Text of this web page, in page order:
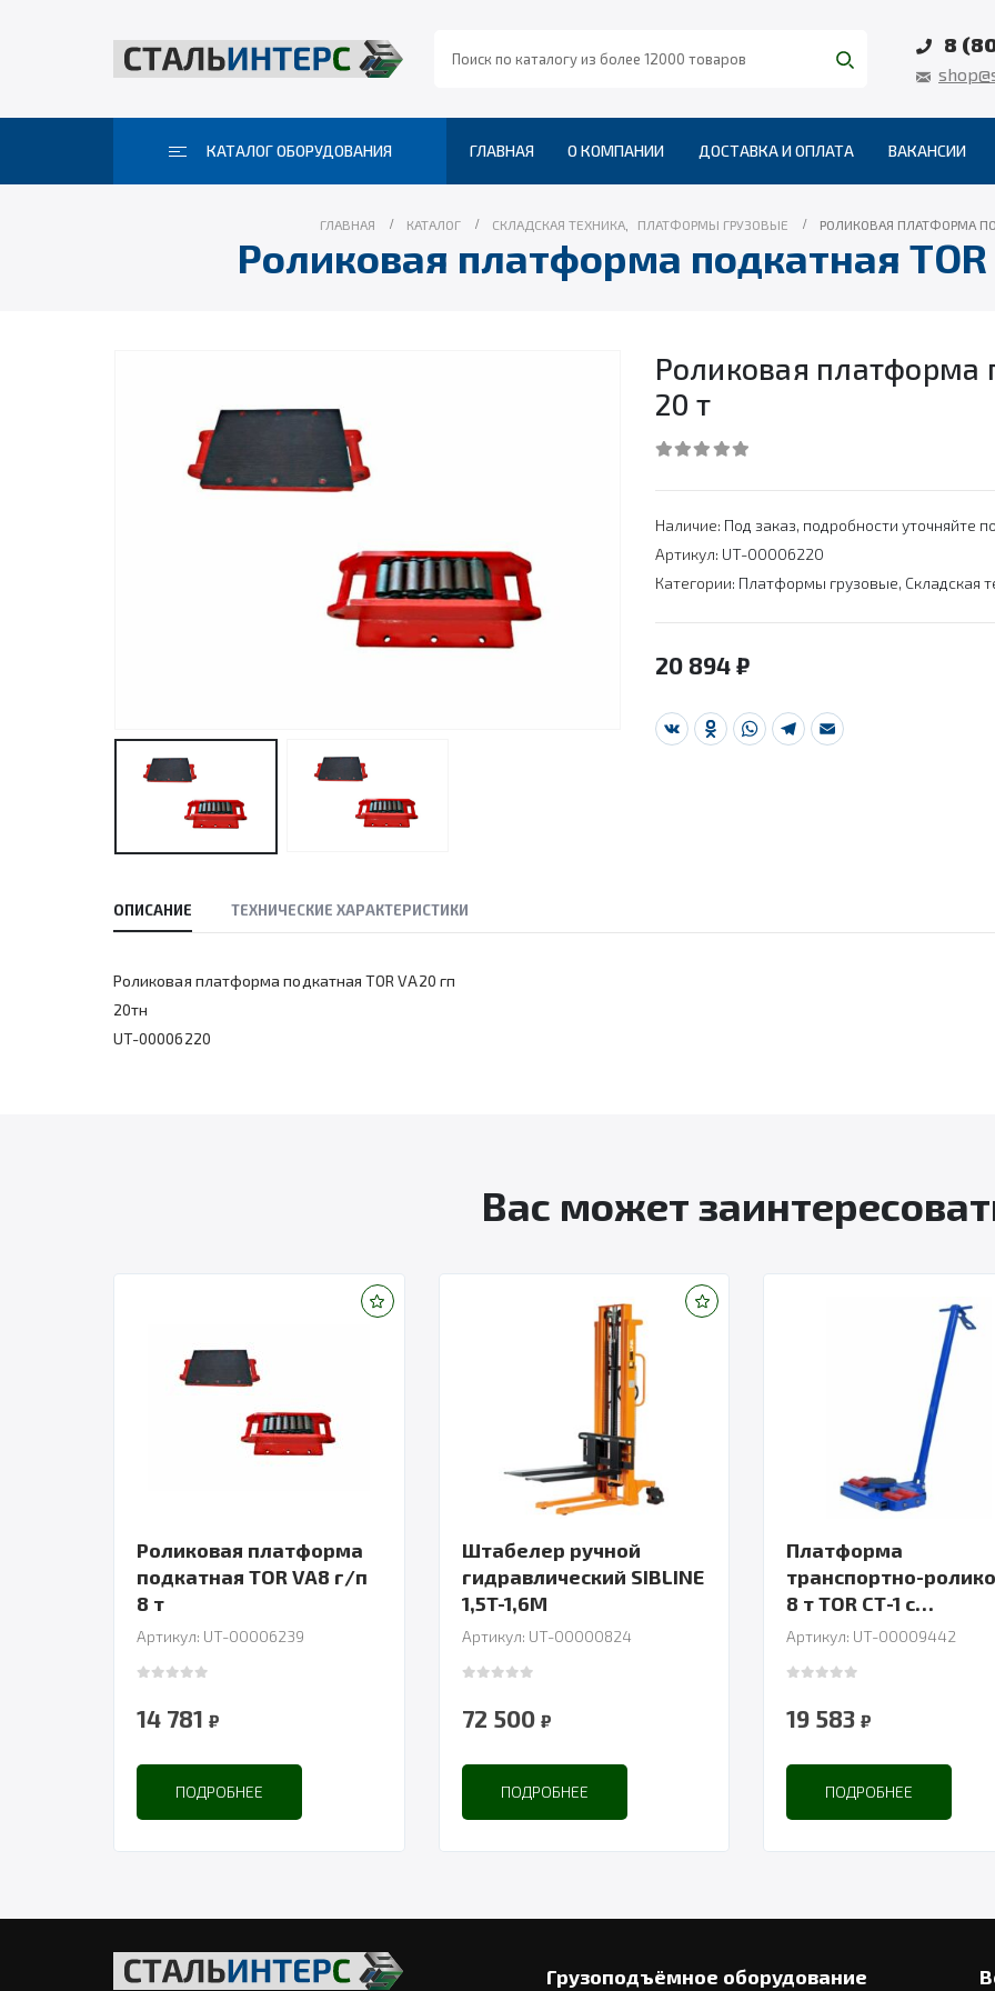
8
КАТАЛОГ ОБОРУДОВАНИЯ ГЛАВНАЯ О КОМПАНИИ ДОСТАВКА И ОПЛАТА ВАКАНСИИ
ГЛАВНАЯ КАТАЛОГ СКЛАДСКАЯ ТЕХНИКА, ПЛАТФОРМЫ ГРУЗОВЫЕ РОЛИКОВАЯ ПЛАТФОРМА
Роликовая платформа подкатная
Роликовая платформа
20 т
Наличие: Под заказ, подробности уточняйте
Артикул: UT-00006220
Категории: Платформы грузовые, Складская
20 894 ₽
VK Odnoklassniki
WhatsApp
Telegram
Email
ОПИСАНИЕ ТЕХНИЧЕСКИЕ ХАРАКТЕРИСТИКИ
Роликовая платформа подкатная TOR VA20 гп
20тн
UT-00006220
Вас может
Роликовая платформа
подкатная TOR VA8 г/п
8 т
Артикул: UT-00006239
14 781 ₽
ПОДРОБНЕЕ
Штабелер ручной
гидравлический SIBLINE
1,5T-1,6M
Артикул: UT-00000824
72 500 ₽
ПОДРОБНЕЕ
Платформа
транспортно-
8 т TOR СТ-1 с
поворотным
Артикул: UT-00009442
19 583 ₽
ПОДРОБНЕЕ
Грузоподъёмное оборудование